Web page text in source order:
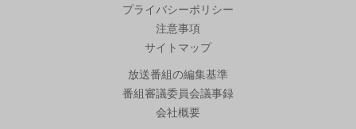
プライバシーポリシー
注意事項
サイトマップ
放送番組の編集基準
番組審議委員会議事録
会社概要